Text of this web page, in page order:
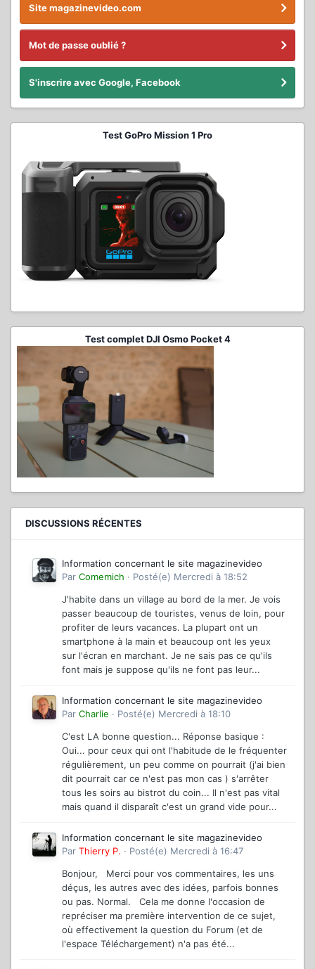
Site magazinevideo.com
Mot de passe oublié ?
S'inscrire avec Google, Facebook
Test GoPro Mission 1 Pro
Test complet DJI Osmo Pocket 4
DISCUSSIONS RÉCENTES
Information concernant le site magazinevideo
Par Comemich · Posté(e) Mercredi à 18:52
J'habite dans un village au bord de la mer. Je vois
passer beaucoup de touristes, venus de loin, pour
profiter de leurs vacances. La plupart ont un
smartphone à la main et beaucoup ont les yeux
sur l'écran en marchant. Je ne sais pas ce qu'ils
font mais je suppose qu'ils ne font pas leur...
Information concernant le site magazinevideo
Par Charlie · Posté(e) Mercredi à 18:10
C'est LA bonne question... Réponse basique :
Oui... pour ceux qui ont l'habitude de le fréquenter
régulièrement, un peu comme on pourrait (j'ai bien
dit pourrait car ce n'est pas mon cas ) s'arrêter
tous les soirs au bistrot du coin... Il n'est pas vital
mais quand il disparaît c'est un grand vide pour...
Information concernant le site magazinevideo
Par Thierry P. · Posté(e) Mercredi à 16:47
Bonjour, Merci pour vos commentaires, les uns
déçus, les autres avec des idées, parfois bonnes
ou pas. Normal. Cela me donne l'occasion de
repréciser ma première intervention de ce sujet,
où effectivement la question du Forum (et de
l'espace Téléchargement) n'a pas été...